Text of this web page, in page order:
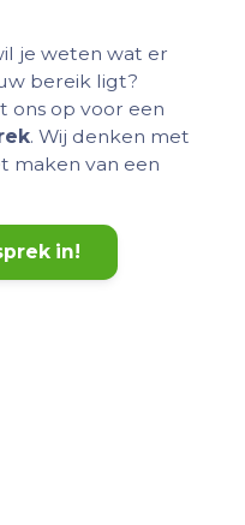
je weten wat er
bereik ligt?
ons op voor een
. Wij denken met
maken van een
in!